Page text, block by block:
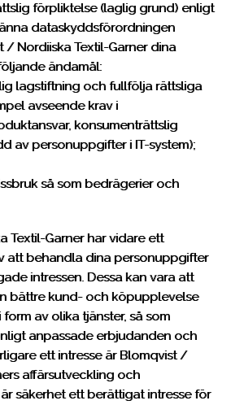
förpliktelse (laglig grund) enligt
dataskyddsförordningen
/ Nordiiska Textil-Garner dina
ändamål:
lagstiftning och fullfölja rättsliga
avseende krav i
konsumenträttslig
av personuppgifter i IT-system);
så som bedrägerier och
Textil-Garner har vidare ett
att behandla dina personuppgifter
intressen. Dessa kan vara att
bättre kund- och köpupplevelse
av olika tjänster, så som
anpassade erbjudanden och
ett intresse är Blomqvist /
affärsutveckling och
säkerhet ett berättigat intresse för